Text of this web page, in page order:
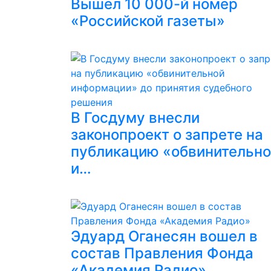
Вышел 10 000-й номер
«Российской газеты»
В Госдуму внесли
законопроект о запрете на
публикацию
и…
Эдуард Оганесян вошел в
состав Правления Фонда